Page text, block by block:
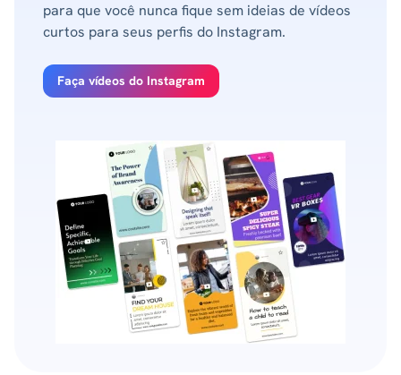
para que você nunca fique sem ideias de vídeos
curtos para seus perfis do Instagram.
Faça vídeos do Instagram